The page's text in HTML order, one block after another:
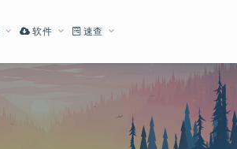
软件 速查